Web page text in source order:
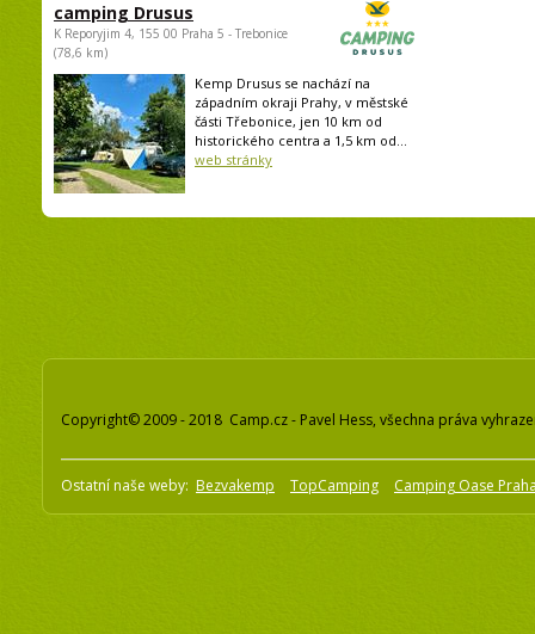
camping Drusus
K Reporyjim 4, 155 00 Praha 5 - Trebonice
(78,6 km)
Kemp Drusus se nachází na
západním okraji Prahy, v městské
části Třebonice, jen 10 km od
historického centra a 1,5 km od...
web stránky
Copyright© 2009 - 2018 Camp.cz - Pavel Hess, všechna práva
Ostatní naše weby: Bezvakemp TopCamping Camping Oase